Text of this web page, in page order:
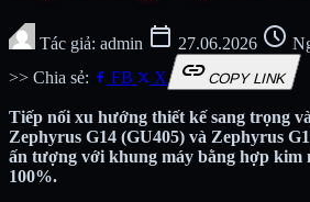
Tác giả: admin calendar_today 27.06.2026 schedule
>> Chia sẻ:
FB X linkCOPY LINK
Tiếp nối xu hướng thiết kế sang trọng
Zephyrus G14 (GU405) và Zephyrus
ấn tượng với khung máy bằng hợp kim
100%.